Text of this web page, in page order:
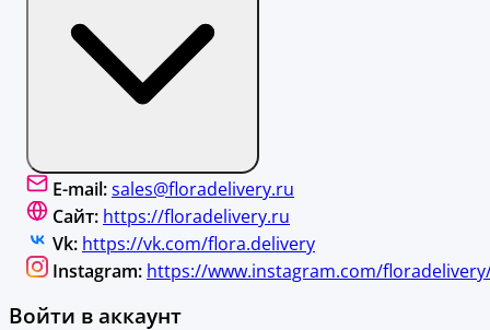
E-mail:sales@floradelivery.ru
Сайт: https://floradelivery.ru
Vk: https://vk.com/flora.delivery
Instagram: https://www.instagram.com/
Войти в аккаунт